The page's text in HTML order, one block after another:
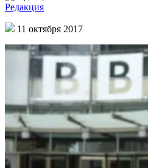
Редакция
11 октября 2017